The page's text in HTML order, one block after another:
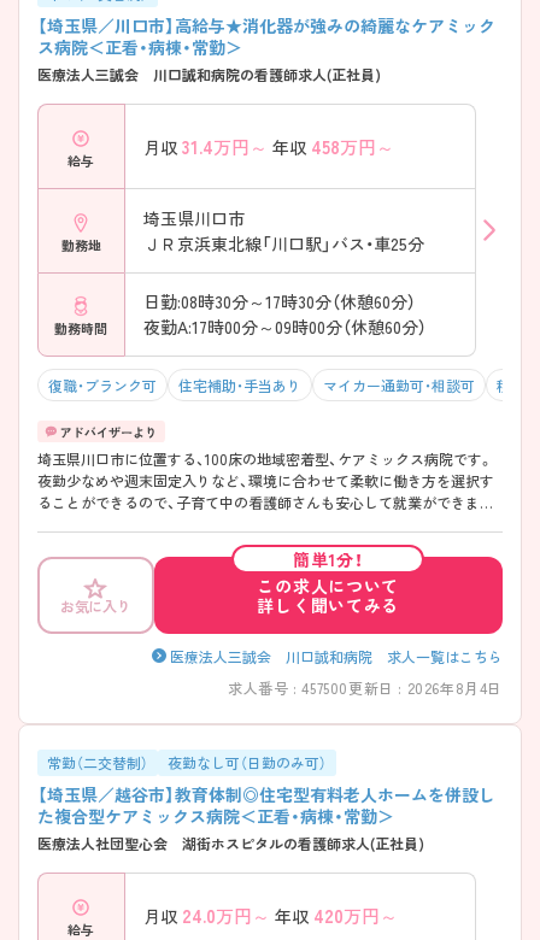
ら在宅復帰まで一貫して関われる体制 ・地域包括ケアの中で生活を見据
えた支援が可能 → 看護師としての視野を広げられる環境です
【埼玉県／川口市】高給与★消化器が強みの綺麗なケアミック
ス病院＜正看・病棟・常勤＞
医療法人三誠会 川口誠和病院の看護師求人(正社員)
給与
月収 31.4万円～ 年収 458万円～
勤務地
埼玉県川口市
ＪＲ京浜東北線「川口駅」バス・車25分
勤務時間
日勤:08時30分～17時30分（休憩60分）
夜勤A:17時00分～09時00分（休憩60分）
復職・ブランク可 住宅補助・手当あり マイカー通勤可・相談可 積極
埼玉県川口市に位置する、100床の地域密着型、ケアミックス病院です。
夜勤少なめや週末固定入りなど、環境に合わせて柔軟に働き方を選択す
ることができるので、子育て中の看護師さんも安心して就業ができます
ススメのひとつです。 ご興味がある方は面接ポイント等お伝えしますの
で、お気軽にご相談ください！
お気に入り
簡単1分！
この求人について
詳しく聞いてみる
医療法人三誠会 川口誠和病院 求人一覧はこちら
求人番号 : 457500更新日 : 2026年8月4日
常勤（二交替制） 夜勤なし可（日勤のみ可）
【埼玉県／越谷市】教育体制◎住宅型有料老人ホームを併設し
た複合型ケアミックス病院＜正看・病棟・常勤＞
医療法人社団聖心会 湖街ホスピタルの看護師求人(正社員)
給与
月収 24.0万円～ 年収 420万円～